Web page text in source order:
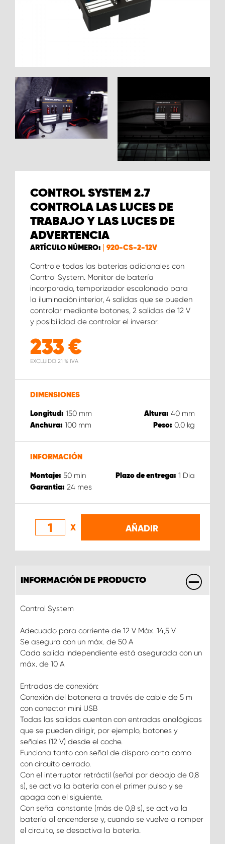
CONTROL SYSTEM 2.7
CONTROLA LAS LUCES DE
TRABAJO Y LAS LUCES DE
ADVERTENCIA
ARTÍCULO NÚMERO: 920-CS-2-12V
Controle todas las baterías adicionales con
Control System. Monitor de batería
incorporado, temporizador escalonado para
la iluminación interior, 4 salidas que se pueden
controlar mediante botones, 2 salidas de 12 V
y posibilidad de controlar el inversor.
233 €
EXCLUIDO 21 % IVA
DIMENSIONES
Longitud: 150 mm Altura: 40 mm
Anchura: 100 mm Peso: 0.0 kg
INFORMACIÓN
Montaje: 50 min Plazo de entrega: 1 Dia
Garantia: 24 mes
X AÑADIR
INFORMACIÓN DE PRODUCTO
Control System
Adecuado para corriente de 12 V Máx. 14,5 V
Se asegura con un máx. de 50 A
Cada salida independiente está asegurada con un
máx. de 10 A
Entradas de conexión:
Conexión del botonera a través de cable de 5 m
con conector mini USB
Todas las salidas cuentan con entradas analógicas
que se pueden dirigir, por ejemplo, botones y
señales (12 V) desde el coche.
Funciona tanto con señal de disparo corta como
con circuito cerrado.
Con el interruptor retráctil (señal por debajo de 0,8
s), se activa la batería con el primer pulso y se
apaga con el siguiente.
Con señal constante (más de 0,8 s), se activa la
batería al encenderse y, cuando se vuelve a romper
el circuito, se desactiva la batería.